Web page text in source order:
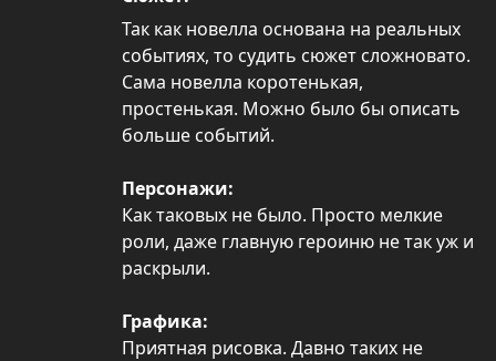
Так как новелла основана на реальных
событиях, то судить сюжет сложновато.
Сама новелла коротенькая,
простенькая. Можно было бы описать
больше событий.
Персонажи:
Как таковых не было. Просто мелкие
роли, даже главную героиню не так уж и
раскрыли.
Графика:
Приятная рисовка. Давно таких не